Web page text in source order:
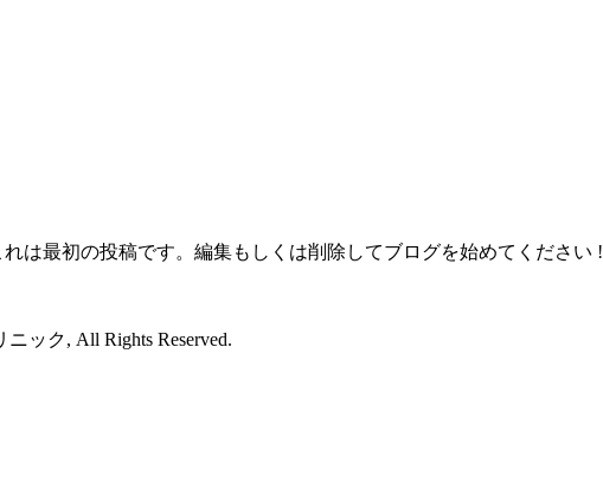
は最初の投稿です。編集もしくは削除してブログを始めてください !
ック, All Rights Reserved.